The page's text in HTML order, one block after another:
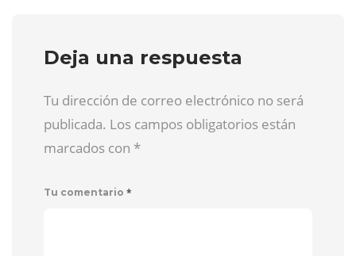
Deja una respuesta
Tu dirección de correo electrónico no será
publicada. Los campos obligatorios están
marcados con *
Tu comentario *